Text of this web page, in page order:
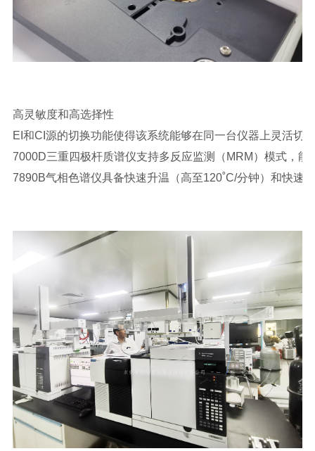
高灵敏度和高选择性
EI和CI源的切换功能使得该系统能够在同一台仪器上灵活切
7000D三重四极杆质谱仪支持多反应监测（MRM）模式，
7890B气相色谱仪具备快速升温（高至120˚C/分钟）和快速